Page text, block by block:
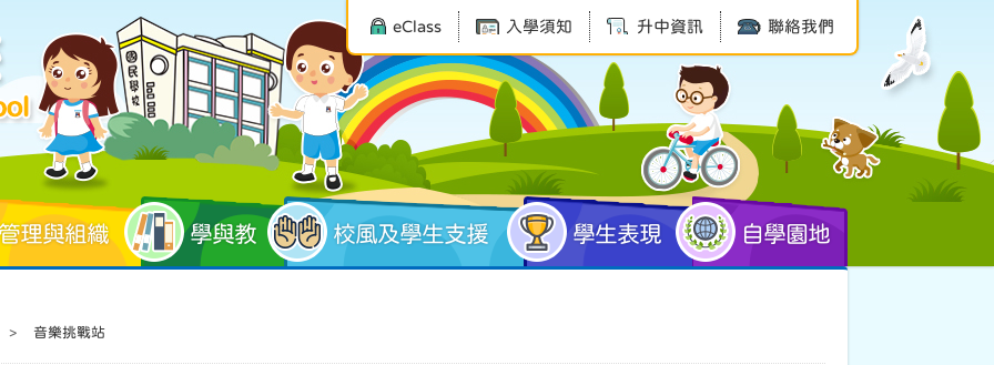
eClass 入學須知 升中資訊 聯絡我們
理與組織 學與教 校風及學生支援 學生表現 自學園地
> 音樂挑戰站